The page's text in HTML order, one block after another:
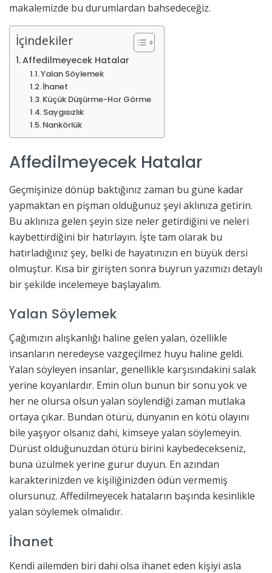
makalemizde bu durumlardan bahsedeceğiz.
İçindekiler
Affedilmeyecek Hatalar
Yalan Söylemek
İhanet
Küçük Düşürme-Hor Görme
Saygısızlık
Nankörlük
Affedilmeyecek Hatalar
Geçmişinize dönüp baktığınız zaman bu güne kadar
yapmaktan en pişman olduğunuz şeyi aklınıza getirin.
Bu aklınıza gelen şeyin size neler getirdiğini ve neleri
kaybettirdiğini bir hatırlayın. İşte tam olarak bu
hatırladığınız şey, belki de hayatınızın en büyük dersi
olmuştur. Kısa bir girişten sonra buyrun yazımızı detaylı
bir şekilde incelemeye başlayalım.
Yalan Söylemek
Çağımızın alışkanlığı haline gelen yalan, özellikle
insanların neredeyse vazgeçilmez huyu haline geldi.
Yalan söyleyen insanlar, genellikle karşısındakini salak
yerine koyanlardır. Emin olun bunun bir sonu yok ve
her ne olursa olsun yalan söylendiği zaman mutlaka
ortaya çıkar. Bundan ötürü, dünyanın en kötü olayını
bile yaşıyor olsanız dahi, kimseye yalan söylemeyin.
Dürüst olduğunuzdan ötürü birini kaybedecekseniz,
buna üzülmek yerine gurur duyun. En azından
karakterinizden ve kişiliğinizden ödün vermemiş
olursunuz. Affedilmeyecek hataların başında kesinlikle
yalan söylemek olmalıdır.
İhanet
Kendi ailemden biri dahi olsa ihanet eden kişiyi asla